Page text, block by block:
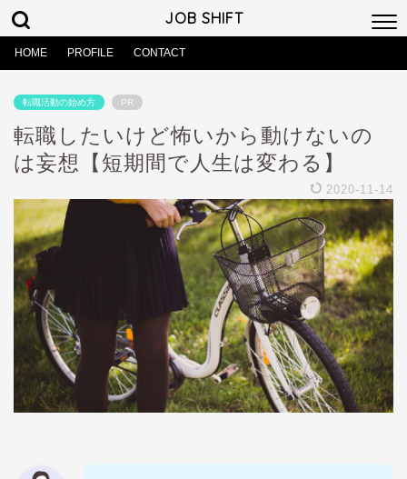
JOB SHIFT
HOME PROFILE CONTACT
転職活動の始め方 PR
転職したいけど怖いから動けないの
は妄想【短期間で人生は変わる】
2020-11-14